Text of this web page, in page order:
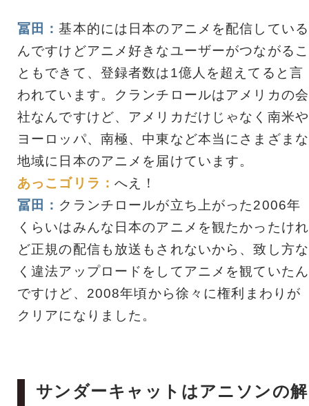
冨田：基本的には日本のアニメを配信している
んですけどアニメ好きなユーザーがつながるこ
ともできて、登録者数は1億人を超えてると言
われています。クランチロールはアメリカの会
社なんですけど、アメリカだけじゃなく南米や
ヨーロッパ、南極、中東など本当にさまざまな
地域に日本のアニメを届けています。
あっこゴリラ： へえ！
冨田： クランチロールが立ち上がった2006年
くらいはみんな日本のアニメを観たかったけれ
ど正規の配信も放送もされないから、致し方な
く違法アップロードをしてアニメを観ていたん
ですけど、2008年頃から徐々に権利まわりが
クリアになりました。
サンダーキャットはアニソンの解